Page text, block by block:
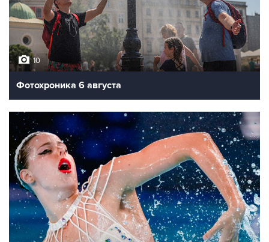
10
Фотохроника 6 августа